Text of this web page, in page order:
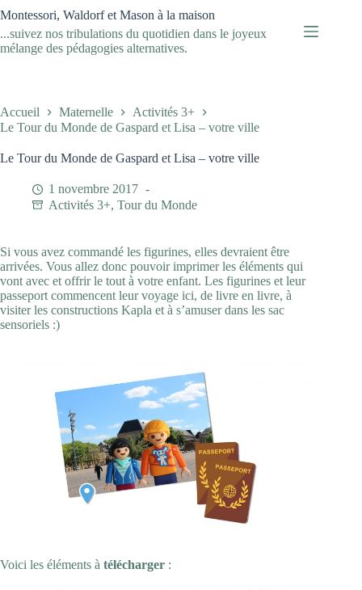
au
contenu
Montessori, Waldorf et Mason à la maison
...suivez nos tribulations du quotidien dans le joyeux
mélange des pédagogies alternatives.
Accueil Maternelle
Activités 3+
Le Tour du Monde de Gaspard et Lisa – votre ville
Le Tour du Monde de Gaspard et Lisa – votre ville
1 novembre 2017
Activités 3+, Tour du Monde
Si vous avez commandé les figurines, elles devraient être
arrivées. Vous allez donc pouvoir imprimer les éléments qui
vont avec et offrir le tout à votre enfant. Les figurines et leur
passeport commencent leur voyage ici, de livre en livre, à
visiter les constructions Kapla et à s’amuser dans les sac
sensoriels :)
Voici les éléments à télécharger :